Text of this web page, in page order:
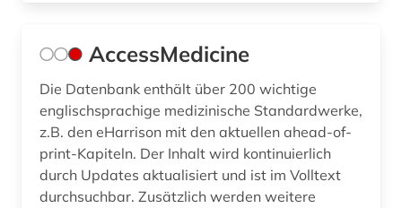
computing &amp; processing (1)
conferences (1)
corona (11)
corona-virus (3)
AccessMedicine
Die Datenbank enthält über 200 wichtige
englischsprachige medizinische Standardwerke,
z.B. den eHarrison mit den aktuellen ahead-of-
print-Kapiteln. Der Inhalt wird kontinuierlich
durch Updates aktualisiert und ist im Volltext
durchsuchbar. Zusätzlich werden weitere